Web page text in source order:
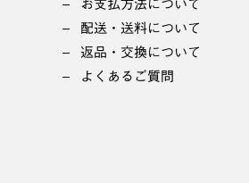
お支払方法について
配送・送料について
返品・交換について
よくあるご質問